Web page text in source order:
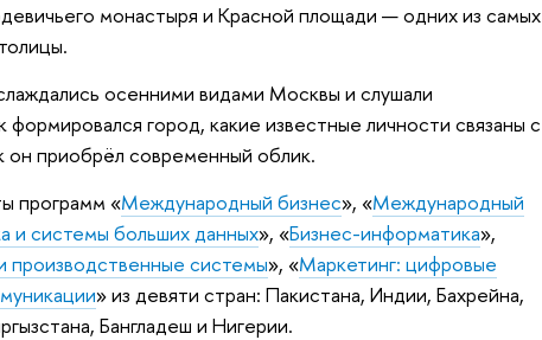
монастыря и Красной площади — одних из самых
осенними видами Москвы и слушали
формировался город, какие известные личности связаны с
он приобрёл современный облик.
программ «Международный бизнес», «Международный
и системы больших данных», «Бизнес-информатика»,
производственные системы», «Маркетинг: цифровые
» из девяти стран: Пакистана, Индии, Бахрейна,
Бангладеш и Нигерии.